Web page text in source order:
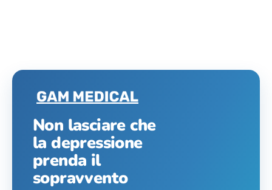
Non lasciare che
la depressione
prenda il
sopravvento